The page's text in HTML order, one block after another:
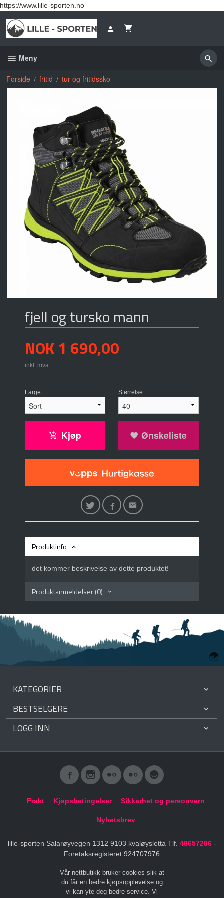
https://www.lille-sporten.noGå
innholdet
Meny
Forside fritid tur og fritidssko
fjell og tursko mann
Pris
NOK1 690,00
inkl. mva.
Farge Størrelse
Kjøp Ønskeliste
Produktinfo
det kommer beskrivelse av dette produktet!
Produktanmeldelser (0)
KATEGORIER
BESTSELGERE
LOGG INN
Frakt Kjøpsbetingelser Sikkerhet og personvern
Nyhetsbrev
lille-sporten Salarøyvegen 1312 9103 kvaløysletta Tlf. 48657286-
Foretaksregisteret 924707976
Vår nettbutikk bruker cookies slik at
du får en bedre kjøpsopplevelse og
vi kan yte deg bedre service. Vi